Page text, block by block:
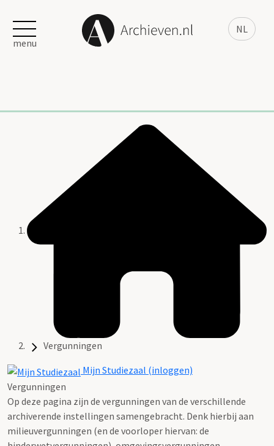
NL
menu
Vergunningen
Mijn Studiezaal (inloggen)
Vergunningen
Op deze pagina zijn de vergunningen van de verschillende
archiverende instellingen samengebracht. Denk hierbij aan
milieuvergunningen (en de voorloper hiervan: de